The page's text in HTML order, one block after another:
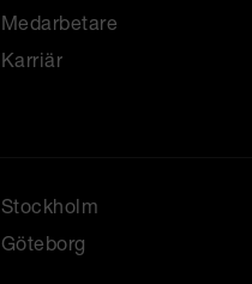
Medarbetare
Karriär
Stockholm
Göteborg